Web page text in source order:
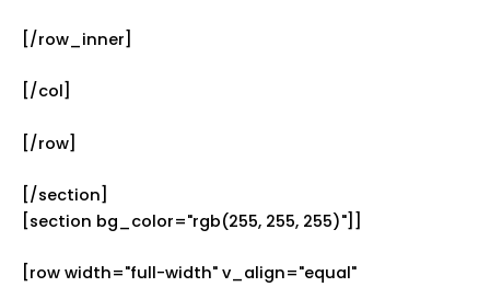
[/row_inner]
[/col]
[/row]
[/section]
[section bg_color="rgb(255, 255, 255)"]]
[row width="full-width" v_align="equal"